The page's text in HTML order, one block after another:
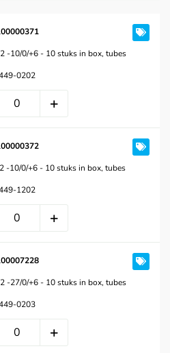
-10/0/+6 - 10 stuks in box, tubes
0202
-10/0/+6 - 10 stuks in box, tubes
1202
-27/0/+6 - 10 stuks in box, tubes
0203